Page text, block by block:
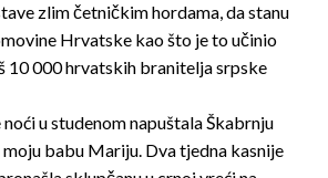
zlim četničkim hordama, da stanu
Hrvatske kao što je to učinio
10 000 hrvatskih branitelja srpske
u studenom napuštala Škabrnju
babu Mariju. Dva tjedna kasnije